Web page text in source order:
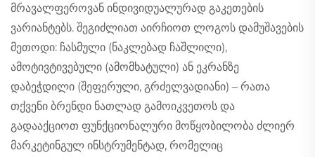
მრავალფეროვან ინდივიდუალურად გაკეთების
ვარიანტებს. შეგიძლიათ აირჩიოთ ლოგოს დამუშავების
მეთოდი: ჩასმული (ნაკლებად ჩაშლილი),
ამოტივტივებული (ამომხატული) ან ეკრანზე
დაბეჭდილი (შეფერული, გრძელვადიანი) – რათა
თქვენი ბრენდი ნათლად გამოიკვეთოს და
გადააქციოთ ფუნქციონალური მოწყობილობა ძლიერ
მარკეტინგულ ინსტრუმენტად, რომელიც